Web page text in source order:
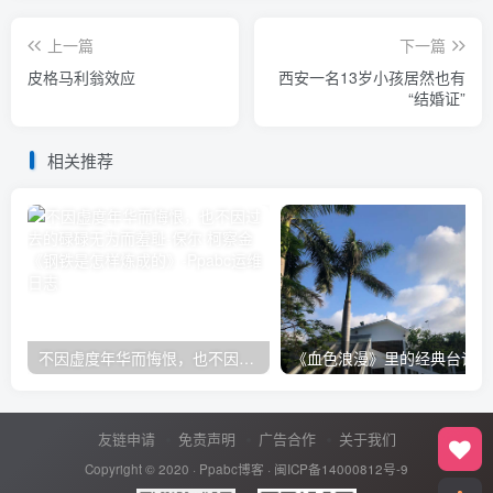
上一篇
皮格马利翁效应
下一篇
西安一名13岁小孩居然也有
“结婚证”
相关推荐
不因虚度年华而悔恨，也不因过去的碌碌无为而羞耻-保尔·柯察金 《钢铁是怎样炼成的》 《血色浪漫》里的经典台词
友链申请 免责声明 广告合作 关于我们
Copyright © 2020 · Ppabc博客 · 闽ICP备14000812号-9